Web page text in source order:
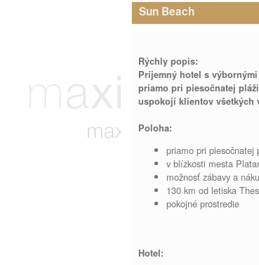
Sun Beach
Rýchly popis:
Príjemný hotel s
priamo pri piesočnatej
uspokojí klientov všetkých
Poloha:
priamo pri piesočnatej
v blízkosti mesta
možnosť zábavy a
130 km od letiska
pokojné prostredie
Hotel: